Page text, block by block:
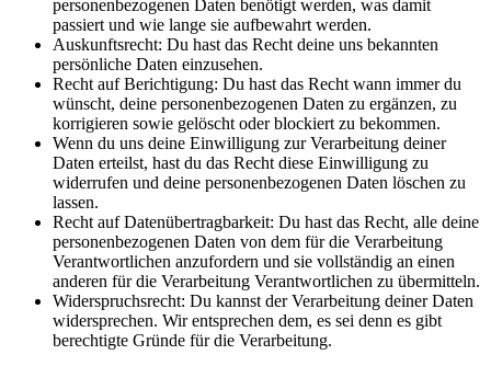
personenbezogenen Daten benötigt werden, was damit
passiert und wie lange sie aufbewahrt werden.
Auskunftsrecht: Du hast das Recht deine uns bekannten
persönliche Daten einzusehen.
Recht auf Berichtigung: Du hast das Recht wann immer du
wünscht, deine personenbezogenen Daten zu ergänzen, zu
korrigieren sowie gelöscht oder blockiert zu bekommen.
Wenn du uns deine Einwilligung zur Verarbeitung deiner
Daten erteilst, hast du das Recht diese Einwilligung zu
widerrufen und deine personenbezogenen Daten löschen zu
lassen.
Recht auf Datenübertragbarkeit: Du hast das Recht, alle deine
personenbezogenen Daten von dem für die Verarbeitung
Verantwortlichen anzufordern und sie vollständig an einen
anderen für die Verarbeitung Verantwortlichen zu übermitteln.
Widerspruchsrecht: Du kannst der Verarbeitung deiner Daten
widersprechen. Wir entsprechen dem, es sei denn es gibt
berechtigte Gründe für die Verarbeitung.